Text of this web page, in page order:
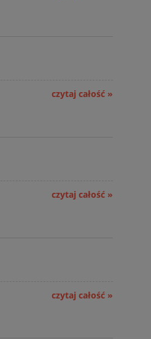
czytaj całość »
czytaj całość »
czytaj całość »